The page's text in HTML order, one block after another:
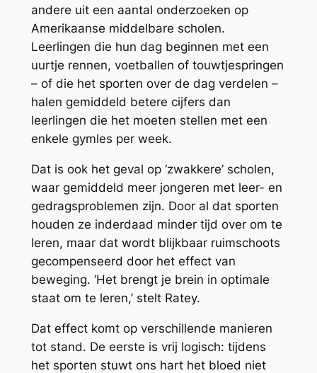
andere uit een aantal onderzoeken op
Amerikaanse middelbare scholen.
Leerlingen die hun dag beginnen met een
uurtje rennen, voetballen of touwtjespringen
– of die het sporten over de dag verdelen –
halen gemiddeld betere cijfers dan
leerlingen die het moeten stellen met een
enkele gymles per week.
Dat is ook het geval op ‘zwakkere’ scholen,
waar gemiddeld meer jongeren met leer- en
gedragsproblemen zijn. Door al dat sporten
houden ze inderdaad minder tijd over om te
leren, maar dat wordt blijkbaar ruimschoots
gecompenseerd door het effect van
beweging. ‘Het brengt je brein in optimale
staat om te leren,’ stelt Ratey.
Dat effect komt op verschillende manieren
tot stand. De eerste is vrij logisch: tijdens
het sporten stuwt ons hart het bloed niet